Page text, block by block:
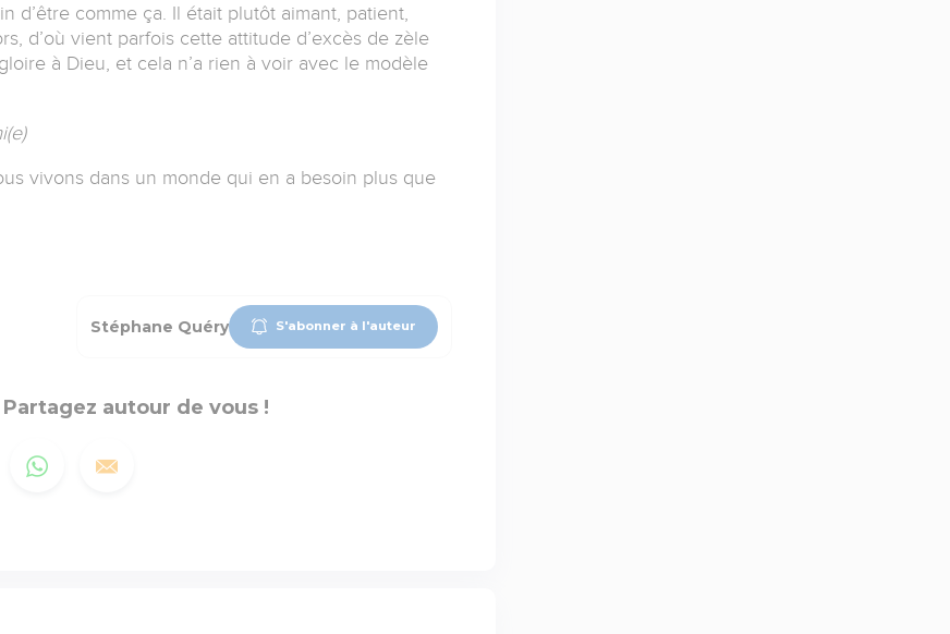
d’être comme ça. Il était plutôt aimant, patient,
d’où vient parfois cette attitude d’excès de zèle
à Dieu, et cela n’a rien à voir avec le modèle
vivons dans un monde qui en a besoin plus que
Stéphane Quéry S'abonner à l'auteur
autour de vous !